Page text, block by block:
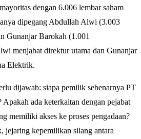
dengan 6.006 lembar saham
dipegang Abdullah Alwi (3.003
Gunanjar Barokah (1.001
menjabat direktur utama dan Gunanjar
Elektrik.
dijawab: siapa pemilik sebenarnya PT
ada keterkaitan dengan pejabat
memiliki akses ke proses pengadaan?
jejaring kepemilikan silang antara